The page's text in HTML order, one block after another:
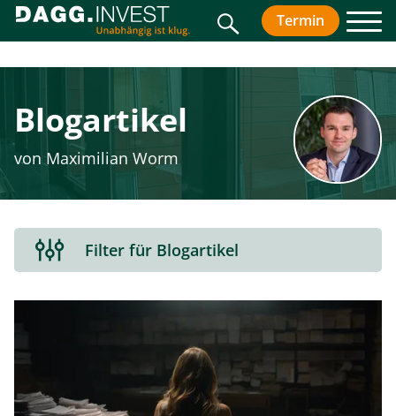
SucheTermin
Blogartikel
von Maximilian Worm
aus-
oder
Filter für Blogartikel